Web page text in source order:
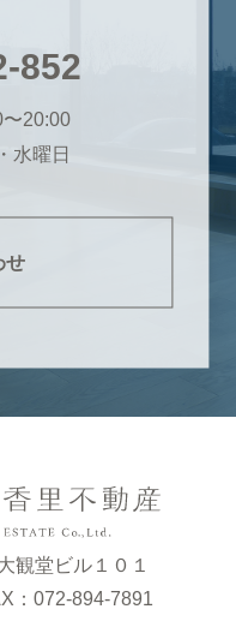
852
20:00
水曜日
せ
観堂ビル１０１
：072-894-7891